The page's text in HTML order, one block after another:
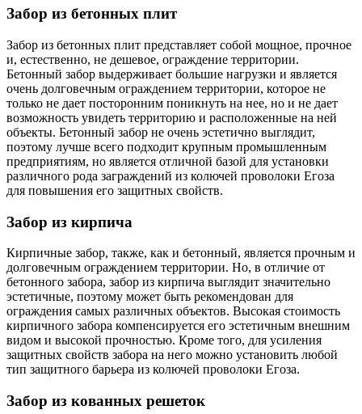
Забор из бетонных плит
Забор из бетонных плит представляет собой мощное, прочное
и, естественно, не дешевое, ограждение территории.
Бетонный забор выдерживает большие нагрузки и является
очень долговечным ограждением территории, которое не
только не дает посторонним поникнуть на нее, но и не дает
возможность увидеть территорию и расположенные на ней
объекты. Бетонный забор не очень эстетично выглядит,
поэтому лучше всего подходит крупным промышленным
предприятиям, но является отличной базой для установки
различного рода заграждений из колючей проволоки Егоза
для повышения его защитных свойств.
Забор из кирпича
Кирпичные забор, также, как и бетонный, является прочным и
долговечным ограждением территории. Но, в отличие от
бетонного забора, забор из кирпича выглядит значительно
эстетичные, поэтому может быть рекомендован для
ограждения самых различных объектов. Высокая стоимость
кирпичного забора компенсируется его эстетичным внешним
видом и высокой прочностью. Кроме того, для усиления
защитных свойств забора на него можно установить любой
тип защитного барьера из колючей проволоки Егоза.
Забор из кованных решеток